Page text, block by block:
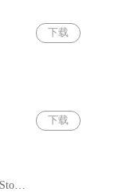
下载
下载
温泉物语(Hot Springs Story) v2.79